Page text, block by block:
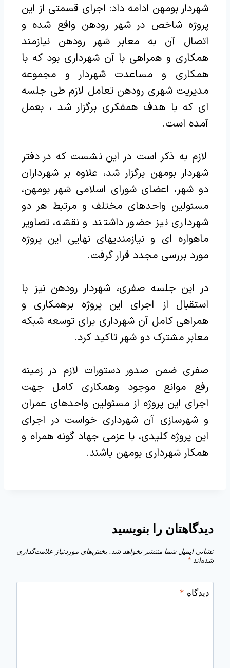
شهردار بومهن ادامه داد: اجرای قسمتی از این
پروژه شاخص در شهر رودهن واقع شده و
اتصال آن به معابر شهر رودهن نیازمند
همکاری و همراهی با آن شهرداری بود که با
همکاری و مساعدت شهردار و مجموعه
مدیریت شهری رودهن تعامل لازم طی جلسه
ای که با هدف همفکری برگزار شد ، بعمل
آمده است.
لازم به ذکر است در این نشست که در دفتر
شهردار بومهن برگزار شد، علاوه بر شهرداران
دو شهر، اعضای شورای اسلامی شهر بومهن،
مسئولین واحدهای مختلف و مرتبط هر دو
شهرداری نیز حضور داشتند و نقشه، تصاویر
ماهواره ای و نیازمندیهای نهایی این پروژه
مورد بررسی مجدد قرار گرفت.
در این جلسه صفری، شهردار رودهن نیز با
استقبال از اجرای این پروژه برهمکاری و
همراهی کامل آن شهرداری برای توسعه شبکه
معابر مشترک دو شهر تاکید کرد.
صفری ضمن صدور دستورات لازم در زمینه
رفع موانع موجود وهمکاری کامل جهت
اجرای این پروژه از مسئولین واحدهای عمران
و شهرسازی آن شهرداری خواست در اجرای
این پروژه کلیدی، با عزمی جهاد گونه همراه و
همکار شهرداری بومهن باشند.
دیدگاهتان را بنویسید
نشانی ایمیل شما منتشر نخواهد شد. بخش‌های موردنیاز علامت‌گذاری
شده‌اند *
دیدگاه *